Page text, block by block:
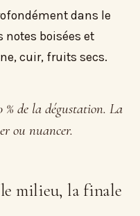
dans le
notes boisées et
cuir, fruits secs.
% de la dégustation. La
ou nuancer.
milieu, la finale